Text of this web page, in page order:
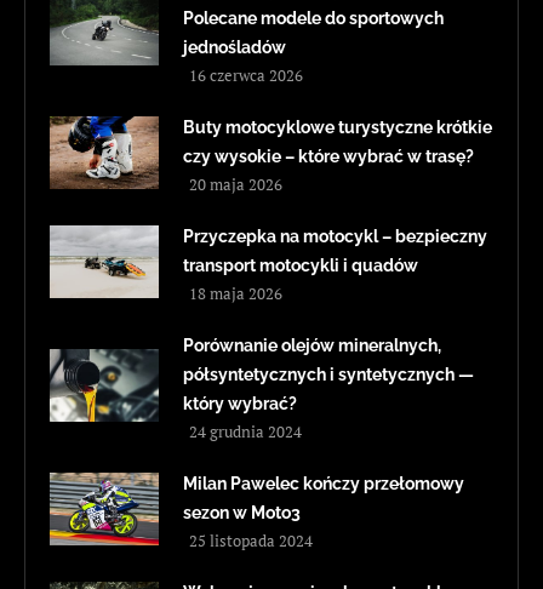
Polecane modele do sportowych
jednośladów
16 czerwca 2026
Buty motocyklowe turystyczne krótkie
czy wysokie – które wybrać w trasę?
20 maja 2026
Przyczepka na motocykl – bezpieczny
transport motocykli i quadów
18 maja 2026
Porównanie olejów mineralnych,
półsyntetycznych i syntetycznych —
który wybrać?
24 grudnia 2024
Milan Pawelec kończy przełomowy
sezon w Moto3
25 listopada 2024